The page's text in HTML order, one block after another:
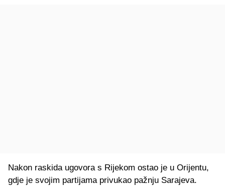
Nakon raskida ugovora s Rijekom ostao je u Orijentu,
gdje je svojim partijama privukao pažnju Sarajeva.